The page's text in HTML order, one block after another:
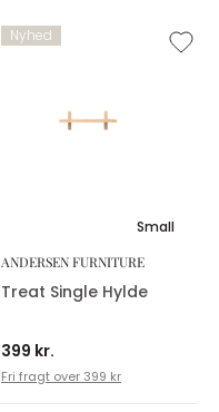
Nyhed
Small
ANDERSEN FURNITURE
Treat Single Hylde
399 kr.
Fri fragt over 399 kr